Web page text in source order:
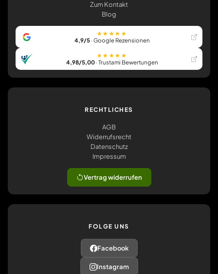
Zum Kontakt
Blog
★★★★★
4,9/5· Google Rezensionen
★★★★★
4,98/5,00· Trustami Bewertungen
RECHTLICHES
AGB
Widerrufsrecht
Datenschutz
Impressum
Vertrag widerrufen
FOLGE UNS
Facebook
Instagram